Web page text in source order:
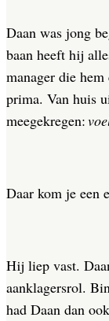
Daan was jong
baan heeft hij
manager die
prima. Van huis
meegekregen:
Daar kom je een
Hij liep vast.
aanklagersrol.
had Daan dan